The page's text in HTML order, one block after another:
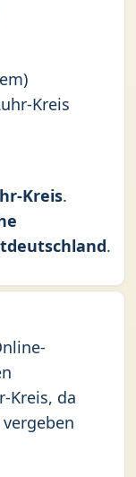
Kreis
Kreis.
.
Kreis, da